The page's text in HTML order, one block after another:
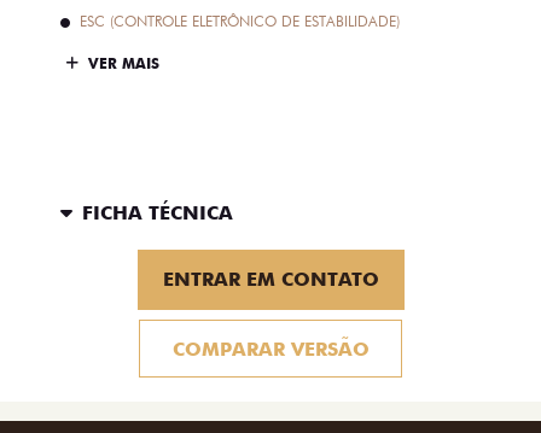
ESC (CONTROLE ELETRÔNICO DE ESTABILIDADE)
VER MAIS
FICHA TÉCNICA
ENTRAR EM CONTATO
COMPARAR VERSÃO